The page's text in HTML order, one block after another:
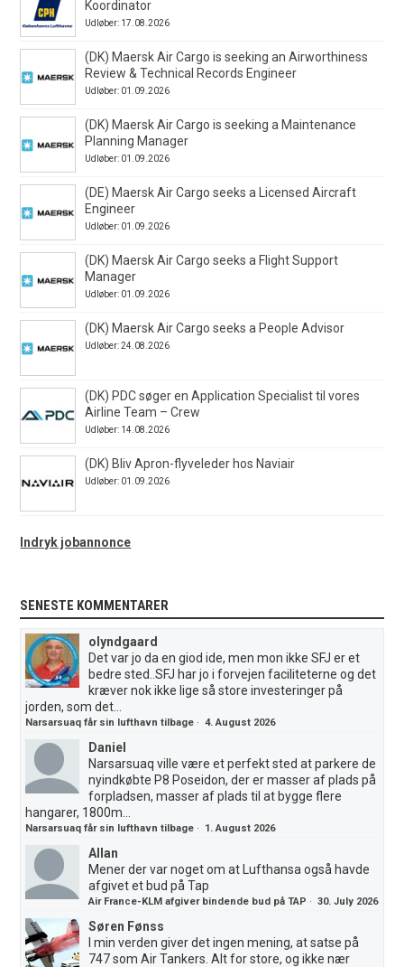
Koordinator
Udløber: 17.08.2026
(DK) Maersk Air Cargo is seeking an Airworthiness
Review & Technical Records Engineer
Udløber: 01.09.2026
(DK) Maersk Air Cargo is seeking a Maintenance
Planning Manager
Udløber: 01.09.2026
(DE) Maersk Air Cargo seeks a Licensed Aircraft
Engineer
Udløber: 01.09.2026
(DK) Maersk Air Cargo seeks a Flight Support
Manager
Udløber: 01.09.2026
(DK) Maersk Air Cargo seeks a People Advisor
Udløber: 24.08.2026
(DK) PDC søger en Application Specialist til vores
Airline Team – Crew
Udløber: 14.08.2026
(DK) Bliv Apron-flyveleder hos Naviair
Udløber: 01.09.2026
Indryk jobannonce
SENESTE KOMMENTARER
olyndgaard
Det var jo da en giod ide, men mon ikke SFJ er et
bedre sted..SFJ har jo i forvejen faciliteterne og det
kræver nok ikke lige så store investeringer på
jorden, som det...
Narsarsuaq får sin lufthavn tilbage ·4. August 2026
Daniel
Narsarsuaq ville være et perfekt sted at parkere de
nyindkøbte P8 Poseidon, der er masser af plads på
forpladsen, masser af plads til at bygge flere
hangarer, 1800m...
Narsarsuaq får sin lufthavn tilbage · 1. August 2026
Allan
Mener der var noget om at Lufthansa også havde
afgivet et bud på Tap
Air France-KLM afgiver bindende bud på TAP ·30. July 2026
Søren Fønss
I min verden giver det ingen mening, at satse på
747 som Air Tankers. Alt for store, og ikke nær